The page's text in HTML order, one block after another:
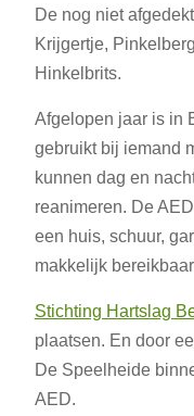
De nog niet
Krijgertje,
Hinkelbrits.
Afgelopen jaar is in
gebruikt bij iemand
kunnen dag en
reanimeren. De
een huis, schuur,
makkelijk
Stichting Hartslag
plaatsen. En door
De Speelheide
AED.